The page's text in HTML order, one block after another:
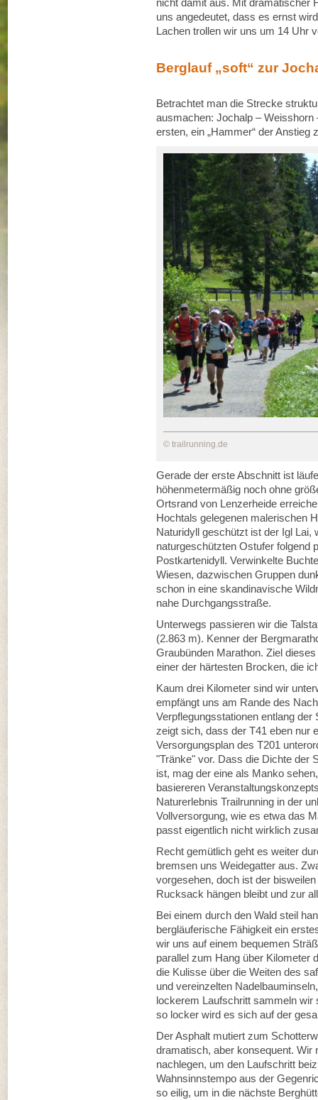
nicht damit aus. Mit dramatischer
uns angedeutet, dass es ernst
Lachen trollen wir uns um 14 Uhr
Berglauf „soft“ zur
Betrachtet man die Strecke
ausmachen: Jochalp –
ersten, ein „Hammer“ der
© trailrunning.de
Gerade der erste Abschnitt ist
höhenmetermäßig noch ohne
Ortsrand von Lenzerheide
Hochtals gelegenen malerischen
Naturidyll geschützt ist der Igl
naturgeschützten Ostufer folgend
Postkartenidyll. Verwinkelte
Wiesen, dazwischen Gruppen
schon in eine skandinavische
nahe Durchgangsstraße.
Unterwegs passieren wir die
(2.863 m). Kenner der
Graubünden Marathon. Ziel
einer der härtesten Brocken, die
Kaum drei Kilometer sind wir
empfängt uns am Rande des
Verpflegungsstationen entlang
zeigt sich, dass der T41 eben nur
Versorgungsplan des T201
"Tränke" vor. Dass die Dichte der
ist, mag der eine als Manko
basiereren
Naturerlebnis Trailrunning in der
Vollversorgung, wie es etwa das
passt eigentlich nicht wirklich
Recht gemütlich geht es weiter
bremsen uns Weidegatter aus.
vorgesehen, doch ist der
Rucksack hängen bleibt und zur
Bei einem durch den Wald steil
bergläuferische Fähigkeit ein
wir uns auf einem bequemen
parallel zum Hang über Kilometer
die Kulisse über die Weiten des
und vereinzelten
lockerem Laufschritt sammeln wir
so locker wird es sich auf der
Der Asphalt mutiert zum
dramatisch, aber konsequent.
nachlegen, um den Laufschritt
Wahnsinnstempo aus der
so eilig, um in die nächste